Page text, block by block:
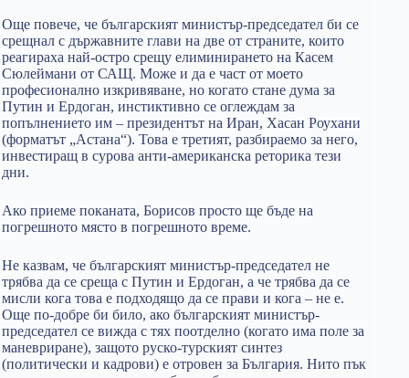
Още повече, че българският министър-председател би се
срещнал с държавните глави на две от страните, които
реагираха най-остро срещу елиминирането на Касем
Сюлеймани от САЩ. Може и да е част от моето
професионално изкривяване, но когато стане дума за
Путин и Ердоган, инстиктивно се оглеждам за
попълнението им – президентът на Иран, Хасан Роухани
(форматът „Астана“). Това е третият, разбираемо за него,
инвестиращ в сурова анти-американска реторика тези
дни.
Ако приеме поканата, Борисов просто ще бъде на
погрешното място в погрешното време.
Не казвам, че българският министър-председател не
трябва да се среща с Путин и Ердоган, а че трябва да се
мисли кога това е подходящо да се прави и кога – не е.
Още по-добре би било, ако българският министър-
председател се вижда с тях поотделно (когато има поле за
маневриране), защото руско-турският синтез
(политически и кадрови) е отровен за България. Нито пък